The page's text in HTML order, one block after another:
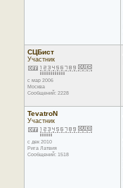
СЦБист
Участник
с мар 2006
Москва
Сообщений: 2228
TevatroN
Участник
с дек 2010
Рига Латвия
Сообщений: 1518